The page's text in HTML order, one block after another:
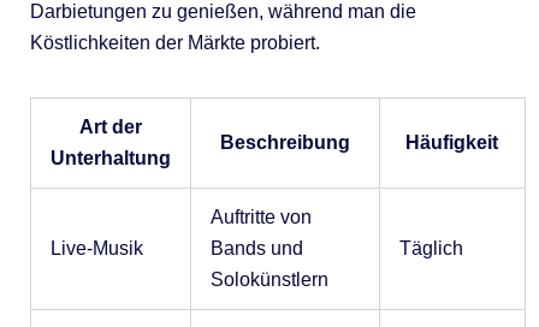
Darbietungen zu genießen, während man die
Köstlichkeiten der Märkte probiert.
Art der
Unterhaltung
Beschreibung Häufigkeit
Live-Musik
Auftritte von
Bands und
Solokünstlern
Täglich